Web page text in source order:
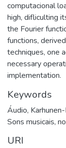
computacional
high, difliculting
the Fourier
functions,
techniques, one
necessary
implementation.
Keywords
Áudio,
Sons musicais,
URI